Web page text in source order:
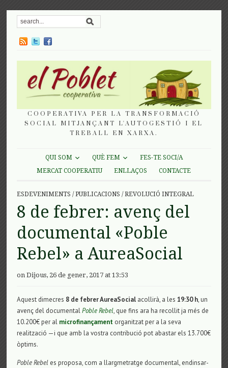
COOPERATIVA PER LA TRANSFORMACIÓ
SOCIAL MITJANÇANT L'AUTOGESTIÓ I EL
TREBALL EN XARXA.
QUI SOM QUÈ FEM
FES-TE SOCI/A
MERCAT COOPERATIU
ENLLAÇOS CONTACTE
ESDEVENIMENTS /PUBLICACIONS /REVOLUCIÓ INTEGRAL
8 de febrer: avenç del
documental «Poble
Rebel» a AureaSocial
on Dijous, 26 de gener, 2017 at 13:53
Aquest dimecres 8 de febrer AureaSocial acollirà, a les19:30 h, un
avenç del documentalPoble Rebel, que fins ara ha recollit ja més de
10.200€ per al microfinançament organitzat per a la seva
realització —i que amb la vostra contribució pot abastar els 13.700€
òptims.
Poble Rebel es proposa, com a llargmetratge documental, endinsar-